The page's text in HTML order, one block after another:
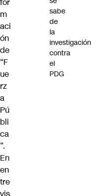
m
aci
ón
de
“F
ue
rz
a
Pú
bli
ca
”.
En
en
tre
vis
sabe
de
la
investigación
contra
el
PDG